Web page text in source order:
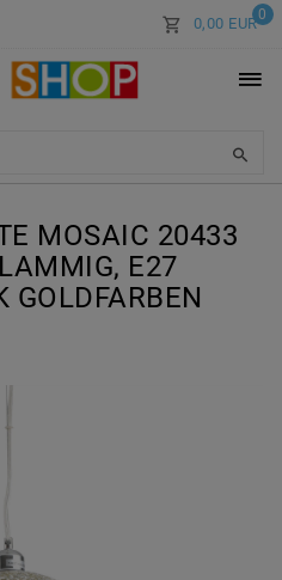
0
0,00 EUR
MOSAIC 20433
E27
GOLDFARBEN